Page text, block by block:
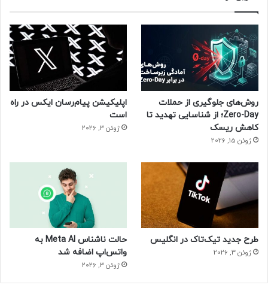
روش‌های جلوگیری از حملات
Zero-Day؛ از شناسایی تهدید تا
کاهش ریسک
ژوئن 15, 2026
اپلیکیشن پیام‌رسان ایکس در راه
است
ژوئن 3, 2026
طرح جدید تیک‌تاک در انگلیس
ژوئن 3, 2026
حالت ناشناس Meta AI به
واتس‌اپ اضافه شد
ژوئن 3, 2026